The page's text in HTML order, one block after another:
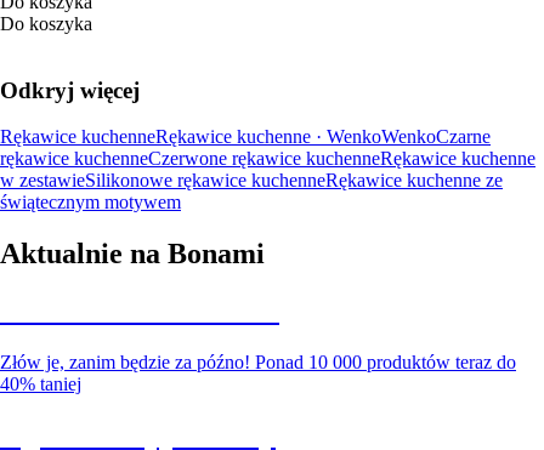
Do koszyka
Odkryj więcej
Rękawice kuchenneRękawice kuchenne · WenkoWenkoCzarne
rękawice kuchenneCzerwone rękawice kuchenneRękawice kuchenne
w zestawieSilikonowe rękawice kuchenneRękawice kuchenne ze
świątecznym motywem
Aktualnie na Bonami
Złów je, zanim będzie za późno! Ponad 10 000 produktów teraz do
40% taniej